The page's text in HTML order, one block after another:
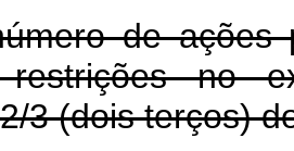
de ações
no
3 (dois terços)